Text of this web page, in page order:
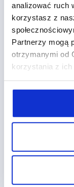
analizować ruch
korzystasz z
Partnerzy mogą
otrzymanymi od
korzystania z ich
całości
machine
dowieziony jest
drugiej strony
reklamodawca
kampanii
się dalszej
systemu
atrybucji.
zostaną
rozszerzenia
Czas pokaże.